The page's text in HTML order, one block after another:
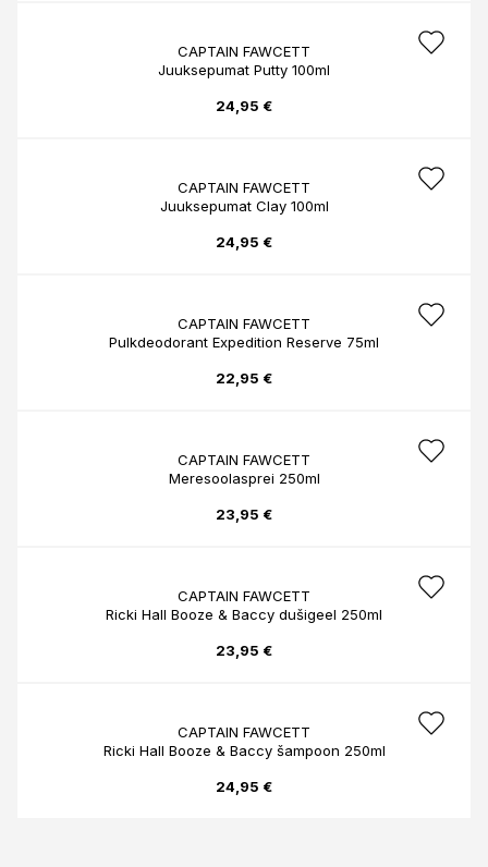
CAPTAIN FAWCETT
Juuksepumat Putty 100ml
24,95 €
CAPTAIN FAWCETT
Juuksepumat Clay 100ml
24,95 €
CAPTAIN FAWCETT
Pulkdeodorant Expedition Reserve 75ml
22,95 €
CAPTAIN FAWCETT
Meresoolasprei 250ml
23,95 €
CAPTAIN FAWCETT
Ricki Hall Booze & Baccy dušigeel 250ml
23,95 €
CAPTAIN FAWCETT
Ricki Hall Booze & Baccy šampoon 250ml
24,95 €